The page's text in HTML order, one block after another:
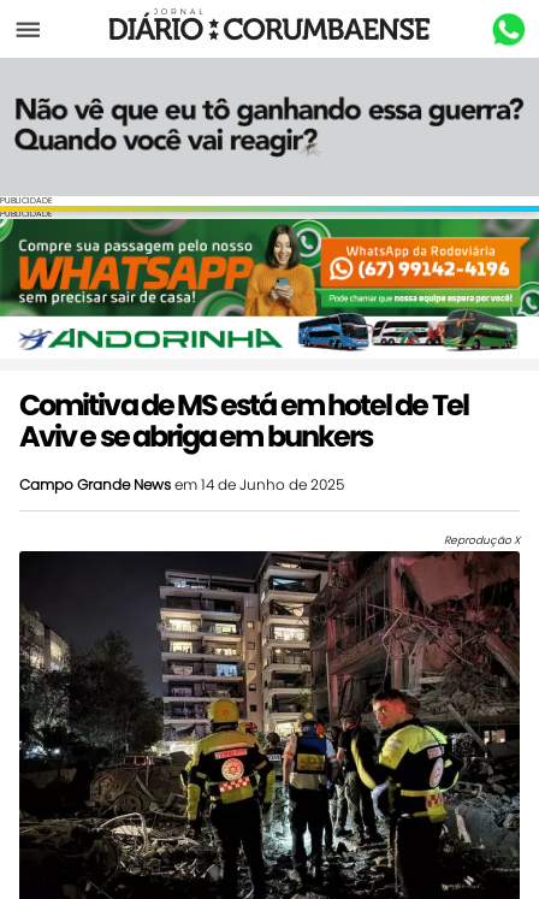
Menu
PUBLICIDADE
PUBLICIDADE
Comitiva de MS está em hotel de Tel
Aviv e se abriga em bunkers
Campo Grande Newsem 14 de Junho de 2025
Reprodução X